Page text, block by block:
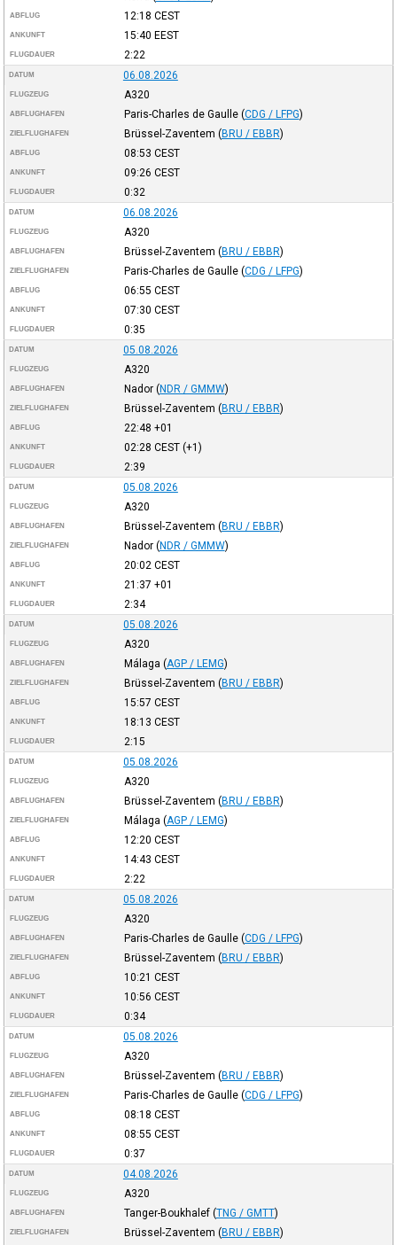
ABFLUG 12:18 CEST
ANKUNFT 15:40 EEST
FLUGDAUER 2:22
DATUM 06.08.2026
FLUGZEUG A320
ABFLUGHAFEN Paris-Charles de Gaulle (CDG / LFPG)
ZIELFLUGHAFEN Brüssel-Zaventem (BRU / EBBR)
ABFLUG 08:53 CEST
ANKUNFT 09:26 CEST
FLUGDAUER 0:32
DATUM 06.08.2026
FLUGZEUG A320
ABFLUGHAFEN Brüssel-Zaventem (BRU / EBBR)
ZIELFLUGHAFEN Paris-Charles de Gaulle (CDG / LFPG)
ABFLUG 06:55 CEST
ANKUNFT 07:30 CEST
FLUGDAUER 0:35
DATUM 05.08.2026
FLUGZEUG A320
ABFLUGHAFEN Nador (NDR / GMMW)
ZIELFLUGHAFEN Brüssel-Zaventem (BRU / EBBR)
ABFLUG 22:48 +01
ANKUNFT 02:28 CEST(+1)
FLUGDAUER 2:39
DATUM 05.08.2026
FLUGZEUG A320
ABFLUGHAFEN Brüssel-Zaventem (BRU / EBBR)
ZIELFLUGHAFEN Nador (NDR / GMMW)
ABFLUG 20:02 CEST
ANKUNFT 21:37 +01
FLUGDAUER 2:34
DATUM 05.08.2026
FLUGZEUG A320
ABFLUGHAFEN Málaga (AGP / LEMG)
ZIELFLUGHAFEN Brüssel-Zaventem (BRU / EBBR)
ABFLUG 15:57 CEST
ANKUNFT 18:13 CEST
FLUGDAUER 2:15
DATUM 05.08.2026
FLUGZEUG A320
ABFLUGHAFEN Brüssel-Zaventem (BRU / EBBR)
ZIELFLUGHAFEN Málaga (AGP / LEMG)
ABFLUG 12:20 CEST
ANKUNFT 14:43 CEST
FLUGDAUER 2:22
DATUM 05.08.2026
FLUGZEUG A320
ABFLUGHAFEN Paris-Charles de Gaulle (CDG / LFPG)
ZIELFLUGHAFEN Brüssel-Zaventem (BRU / EBBR)
ABFLUG 10:21 CEST
ANKUNFT 10:56 CEST
FLUGDAUER 0:34
DATUM 05.08.2026
FLUGZEUG A320
ABFLUGHAFEN Brüssel-Zaventem (BRU / EBBR)
ZIELFLUGHAFEN Paris-Charles de Gaulle (CDG / LFPG)
ABFLUG 08:18 CEST
ANKUNFT 08:55 CEST
FLUGDAUER 0:37
DATUM 04.08.2026
FLUGZEUG A320
ABFLUGHAFEN Tanger-Boukhalef (TNG / GMTT)
ZIELFLUGHAFEN Brüssel-Zaventem (BRU / EBBR)